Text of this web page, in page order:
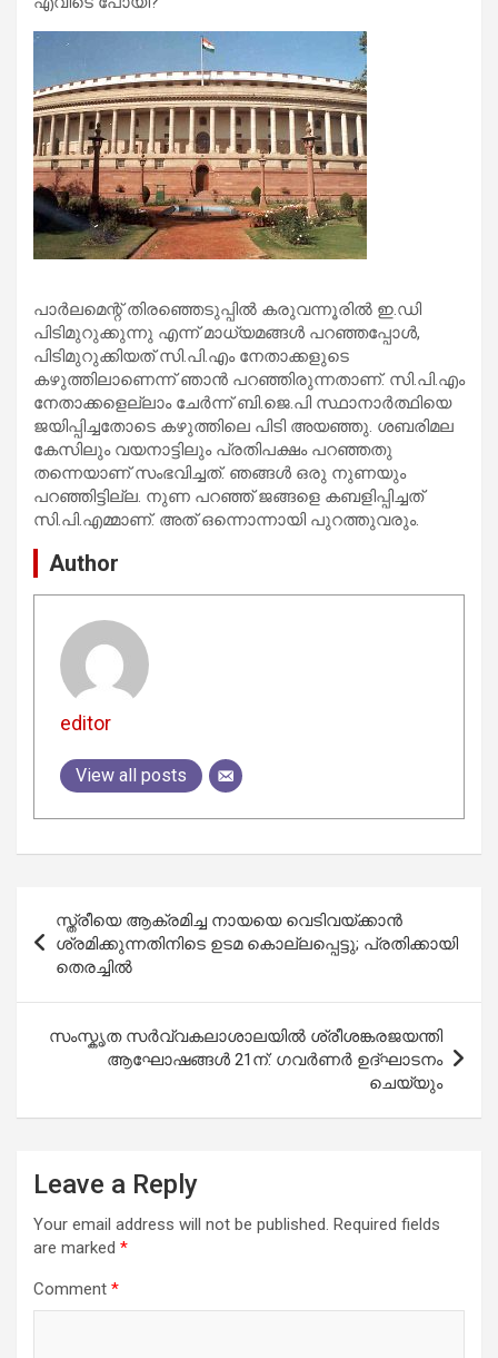
പാര്‍ലമെന്റ് തിരഞ്ഞെടുപ്പില്‍ കരുവന്നൂരില്‍ ഇ.ഡി
പിടിമുറുക്കുന്നു എന്ന് മാധ്യമങ്ങള്‍ പറഞ്ഞപ്പോള്‍,
പിടിമുറുക്കിയത് സി.പി.എം നേതാക്കളുടെ
കഴുത്തിലാണെന്ന് ഞാന്‍ പറഞ്ഞിരുന്നതാണ്. സി.പി.എം
നേതാക്കളെല്ലാം ചേര്‍ന്ന് ബി.ജെ.പി സ്ഥാനാര്‍ത്ഥിയെ
ജയിപ്പിച്ചതോടെ കഴുത്തിലെ പിടി അയഞ്ഞു. ശബരിമല
കേസിലും വയനാട്ടിലും പ്രതിപക്ഷം പറഞ്ഞതു
തന്നെയാണ് സംഭവിച്ചത്. ഞങ്ങള്‍ ഒരു നുണയും
പറഞ്ഞിട്ടില്ല. നുണ പറഞ്ഞ് ജങ്ങളെ കബളിപ്പിച്ചത്
സി.പി.എമ്മാണ്. അത് ഒന്നൊന്നായി പുറത്തുവരും.
Author
editor
View all posts
navigation
സ്ത്രീയെ ആക്രമിച്ച നായയെ വെടിവയ്ക്കാൻ
ശ്രമിക്കുന്നതിനിടെ ഉടമ കൊല്ലപ്പെട്ടു; പ്രതിക്കായി
തെരച്ചിൽ
സംസ്കൃത സര്‍വ്വകലാശാലയില്‍ ശ്രീശങ്കരജയന്തി
ആഘോഷങ്ങള്‍ 21ന്: ഗവര്‍ണര്‍ ഉദ്ഘാടനം
ചെയ്യും
Leave a Reply
Your email address will not be published. Required fields
are marked *
Comment *